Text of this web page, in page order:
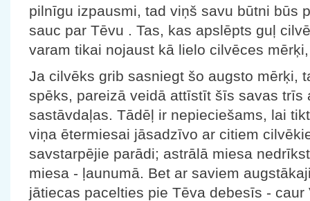
pilnīgu izpausmi, tad viņš savu būtni būs
sauc par Tēvu . Tas, kas apslēpts guļ
varam tikai nojaust kā lielo cilvēces
Ja cilvēks grib sasniegt šo augsto mērķi,
spēks, pareizā veidā attīstīt šīs savas trīs
sastāvdaļas. Tādēļ ir nepieciešams, lai
viņa ētermiesai jāsadzīvo ar citiem
savstarpējie parādi; astrālā miesa
miesa - ļaunumā. Bet ar saviem
jātiecas pacelties pie Tēva debesīs - caur